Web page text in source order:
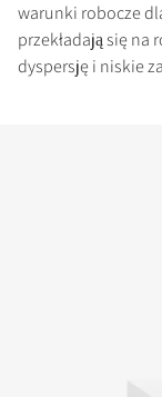
warunki robocze
przekładają się na
dyspersję i niskie